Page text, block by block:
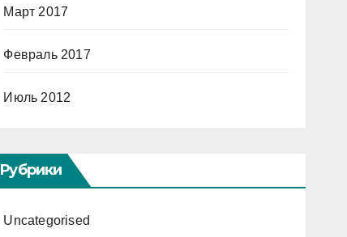
Март 2017
Февраль 2017
Июль 2012
Рубрики
Uncategorised